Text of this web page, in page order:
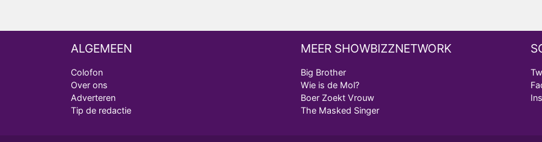
ALGEMEEN
Colofon
Over ons
Adverteren
Tip de redactie
MEER SHOWBIZZNETWORK
Big Brother
Wie is de Mol?
Boer Zoekt Vrouw
The Masked Singer